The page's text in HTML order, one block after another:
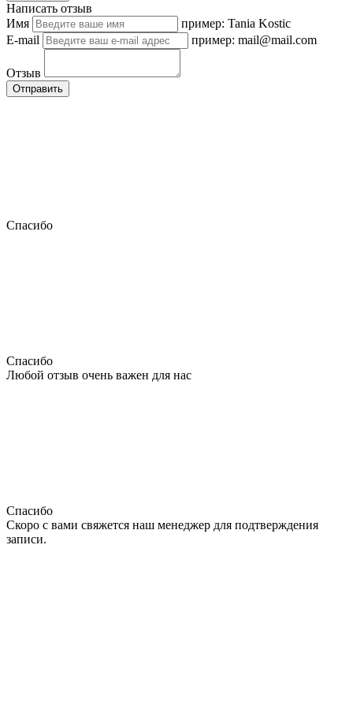
Написать отзыв
Имя
пример: Tania Kostic
E-mail
пример: mail@mail.com
Отзыв
Отправить
Спасибо
Спасибо
Любой отзыв очень важен для нас
Спасибо
Скоро с вами свяжется наш менеджер для подтверждения
записи.